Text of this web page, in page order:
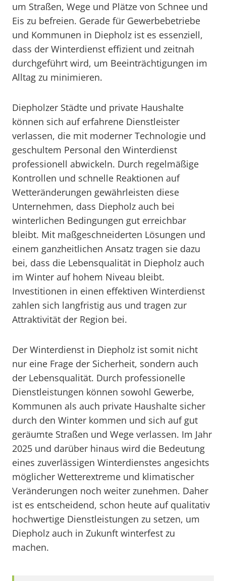
um Straßen, Wege und Plätze von Schnee und
Eis zu befreien. Gerade für Gewerbebetriebe
und Kommunen in Diepholz ist es essenziell,
dass der Winterdienst effizient und zeitnah
durchgeführt wird, um Beeinträchtigungen im
Alltag zu minimieren.
Diepholzer Städte und private Haushalte
können sich auf erfahrene Dienstleister
verlassen, die mit moderner Technologie und
geschultem Personal den Winterdienst
professionell abwickeln. Durch regelmäßige
Kontrollen und schnelle Reaktionen auf
Wetteränderungen gewährleisten diese
Unternehmen, dass Diepholz auch bei
winterlichen Bedingungen gut erreichbar
bleibt. Mit maßgeschneiderten Lösungen und
einem ganzheitlichen Ansatz tragen sie dazu
bei, dass die Lebensqualität in Diepholz auch
im Winter auf hohem Niveau bleibt.
Investitionen in einen effektiven Winterdienst
zahlen sich langfristig aus und tragen zur
Attraktivität der Region bei.
Der Winterdienst in Diepholz ist somit nicht
nur eine Frage der Sicherheit, sondern auch
der Lebensqualität. Durch professionelle
Dienstleistungen können sowohl Gewerbe,
Kommunen als auch private Haushalte sicher
durch den Winter kommen und sich auf gut
geräumte Straßen und Wege verlassen. Im Jahr
2025 und darüber hinaus wird die Bedeutung
eines zuverlässigen Winterdienstes angesichts
möglicher Wetterextreme und klimatischer
Veränderungen noch weiter zunehmen. Daher
ist es entscheidend, schon heute auf qualitativ
hochwertige Dienstleistungen zu setzen, um
Diepholz auch in Zukunft winterfest zu
machen.